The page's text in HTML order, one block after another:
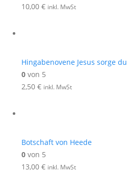
10,00 € inkl. MwSt
Hingabenovene Jesus sorge du
0 von 5
2,50 € inkl. MwSt
Botschaft von Heede
0 von 5
13,00 € inkl. MwSt